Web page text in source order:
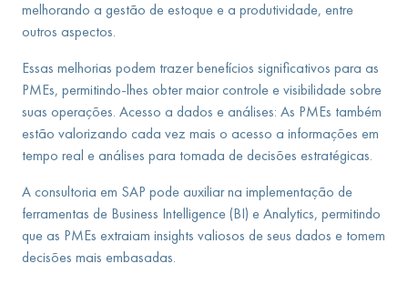
melhorando a gestão de estoque e a produtividade, entre
outros aspectos.
Essas melhorias podem trazer benefícios significativos para as
PMEs, permitindo-lhes obter maior controle e visibilidade sobre
suas operações. Acesso a dados e análises: As PMEs também
estão valorizando cada vez mais o acesso a informações em
tempo real e análises para tomada de decisões estratégicas.
A consultoria em SAP pode auxiliar na implementação de
ferramentas de Business Intelligence (BI) e Analytics, permitindo
que as PMEs extraiam insights valiosos de seus dados e tomem
decisões mais embasadas.